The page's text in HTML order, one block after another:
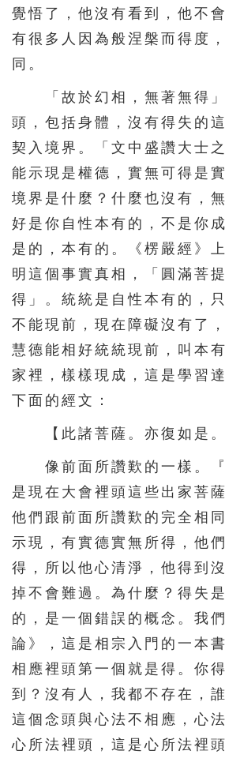
636 637 638
覺悟了，他沒有看到，他不
有很多人因為般涅槃而得度
同。
「故於幻相，無著無得」
頭，包括身體，沒有得失的
契入境界。「文中盛讚大士
能示現是權德，實無可得是
境界是什麼？什麼也沒有，
好是你自性本有的，不是你
是的，本有的。《楞嚴經》
明這個事實真相，「圓滿菩
得」。統統是自性本有的，
不能現前，現在障礙沒有了
慧德能相好統統現前，叫本
家裡，樣樣現成，這是學習
下面的經文：
【此諸菩薩。亦復如是。
像前面所讚歎的一樣。『
是現在大會裡頭這些出家菩
他們跟前面所讚歎的完全相
示現，有實德實無所得，他
得，所以他心清淨，他得到
掉不會難過。為什麼？得失
的，是一個錯誤的概念。我
論》，這是相宗入門的一本
相應裡頭第一個就是得。你
到？沒有人，我都不存在，
這個念頭與心法不相應，心
心所法裡頭，這是心所法裡